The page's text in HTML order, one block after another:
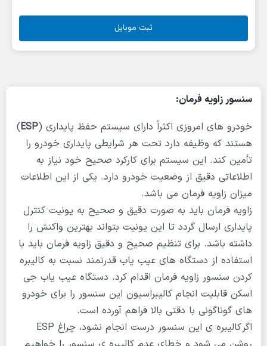
سنسور زاویه فرمان:
خودرو های امروزی اکثراً دارای سیستم حفظ پایداری (ESP
)
هستند که وظیفه دارد تحت هر شرایطی پایداری خودرو را
تأمین کند. این سیستم برای کارکرد صحیح خود نیاز به
اطلاعاتی دقیق از وضعیت خودرو دارد. یکی از این اطلاعات
میزان زاویه فرمان می باشد.
زاویه فرمان باید به صورت دقیق و صحیح به یونیت کنترل
پایداری ارسال گردد تا این یونیت بتواند بهترین واکنش را
داشته باشد. برای تنظیم صحیح و دقیق زاویه فرمان باید با
استفاده از دستگاه های عیب یاب قدرتمند نسبت به کالیبره
کردن سنسور زاویه فرمان اقدام کرد. دستگاه عیب یاب جی
اسکن قابلیت انجام کالیبراسیون این سنسور را برای خودرو
های گوناگونی با دقتی بالا فراهم آورده است.
اگر کالیبره ی این سنسور درست انجام نشود، چراغ ESP
ثبت موبایل